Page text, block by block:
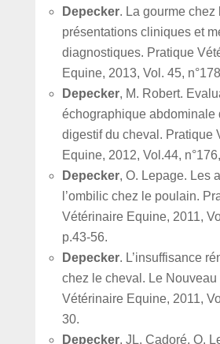
Depecker. La gourme chez
présentations cliniques et
diagnostiques. Pratique
Equine, 2013, Vol. 45,
Depecker, M. Robert.
échographique abdominale
digestif du cheval. Pratique
Equine, 2012, Vol.44,
Depecker, O. Lepage. Les
l’ombilic chez le poulain.
Vétérinaire Equine, 2011,
p.43-56.
Depecker. L’insuffisance
chez le cheval. Le Nouveau
Vétérinaire Equine, 2011,
30.
Depecker, JL. Cadoré, O.